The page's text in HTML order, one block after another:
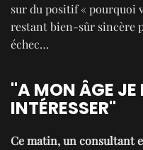
sur du positif « pourquoi
restant bien-sûr sincère
échec…
"A MON ÂGE JE
INTÉRESSER"
Ce matin, un consultant